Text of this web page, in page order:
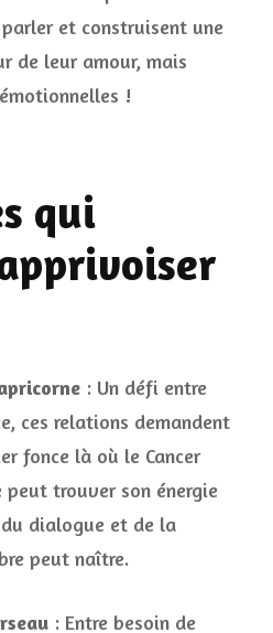
et construisent une
de leur amour, mais
!
qui
: Un défi entre
ces relations demandent
fonce là où le Cancer
peut trouver son énergie
dialogue et de la
peut naître.
: Entre besoin de